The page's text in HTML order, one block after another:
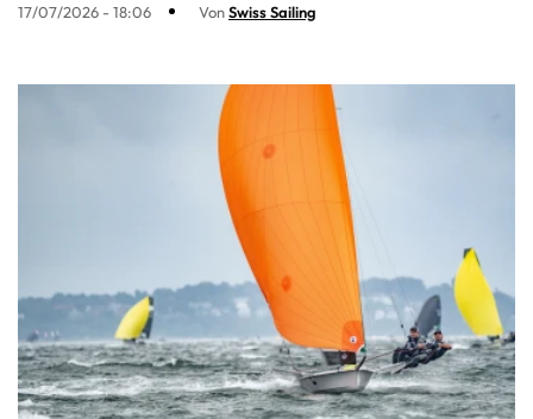
17/07/2026 - 18:06 VonSwiss Sailing